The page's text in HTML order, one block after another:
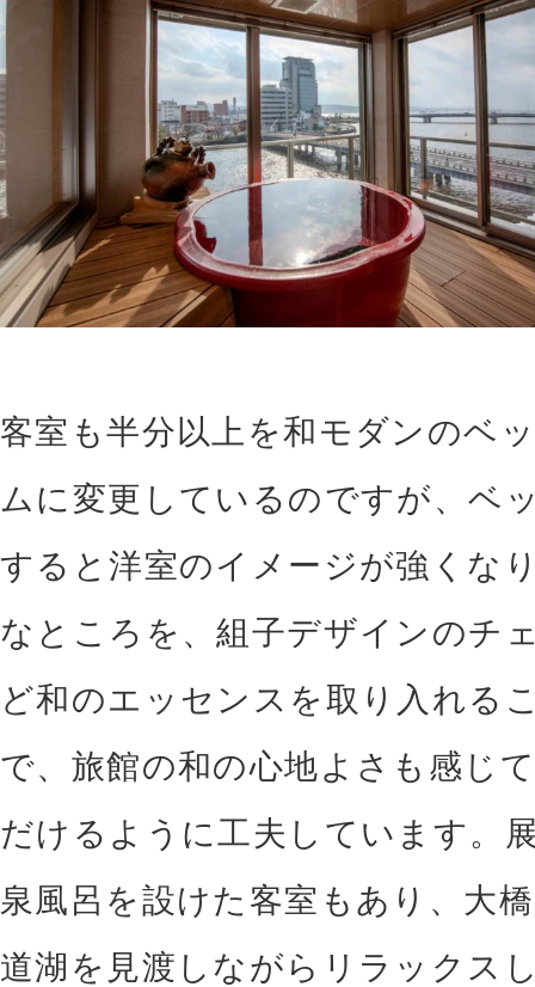
客室も半分以上を和モダンのベ
ムに変更しているのですが、ベ
すると洋室のイメージが強くな
なところを、組子デザインのチ
ど和のエッセンスを取り入れる
で、旅館の和の心地よさも感じ
だけるように工夫しています。
泉風呂を設けた客室もあり、大
道湖を見渡しながらリラックス